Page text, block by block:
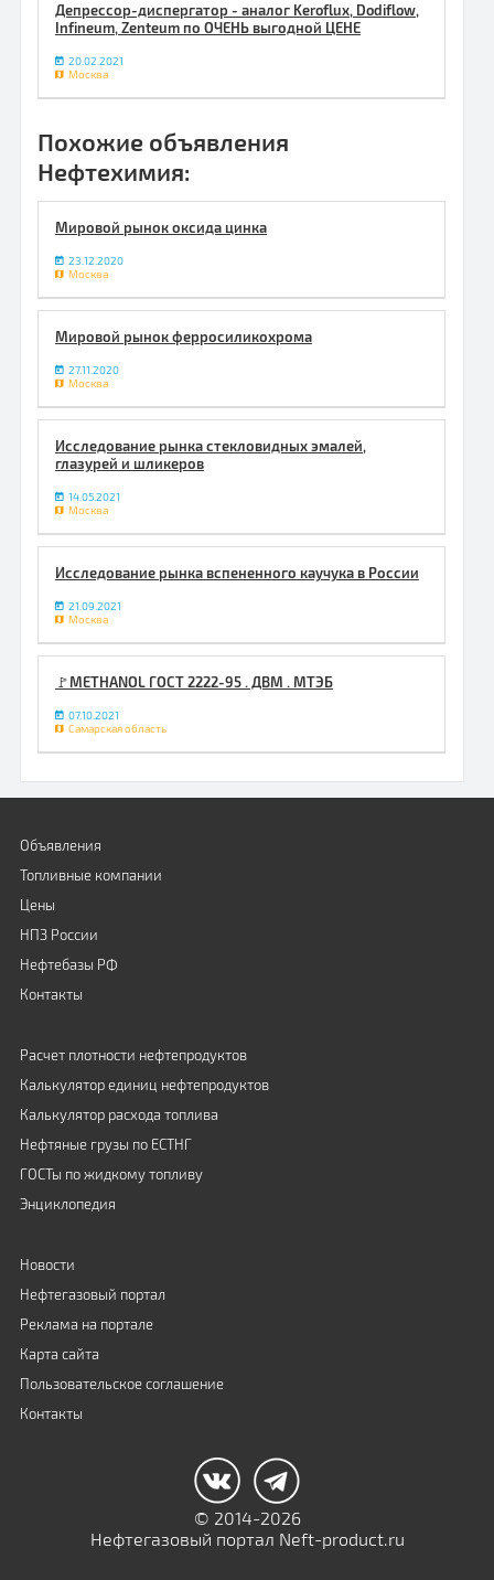
Депрессор-диспергатор - аналог Keroflux, Dodiflow,
Infineum, Zenteum по ОЧЕНЬ выгодной ЦЕНЕ
20.02.2021
Москва
Похожие объявления
Нефтехимия:
Мировой рынок оксида цинка
23.12.2020
Москва
Мировой рынок ферросиликохрома
27.11.2020
Москва
Исследование рынка стекловидных эмалей,
глазурей и шликеров
14.05.2021
Москва
Исследование рынка вспененного каучука в России
21.09.2021
Москва
🚩METHANOL ГОСТ 2222-95 . ДВМ . МТЭБ
07.10.2021
Самарская область
Объявления
Топливные компании
Цены
НПЗ России
Нефтебазы РФ
Контакты
Расчет плотности нефтепродуктов
Калькулятор единиц нефтепродуктов
Калькулятор расхода топлива
Нефтяные грузы по ЕСТНГ
ГОСТы по жидкому топливу
Энциклопедия
Новости
Нефтегазовый портал
Реклама на портале
Карта сайта
Пользовательское соглашение
Контакты
© 2014-2026
Нефтегазовый портал Neft-product.ru